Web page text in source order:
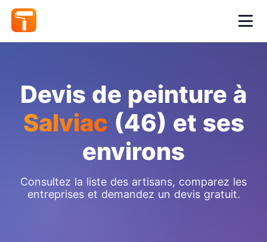
Devis de peinture à
Salviac (46) et ses
environs
Consultez la liste des artisans, comparez les
entreprises et demandez un devis gratuit.